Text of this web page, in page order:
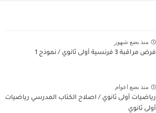
منذ بضع شهور
فرض مراقبة 3 فرنسية أولى ثانوي / نموذج 1
منذ بضع اعوام
رياضيات أولى ثانوي / اصلاح الكتاب المدرسي رياضيات
أولى ثانوي